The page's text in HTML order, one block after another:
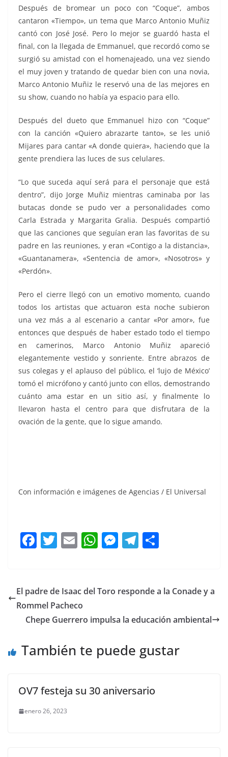
Después de bromear un poco con “Coque”, ambos
cantaron «Tiempo», un tema que Marco Antonio Muñiz
cantó con José José. Pero lo mejor se guardó hasta el
final, con la llegada de Emmanuel, que recordó como se
surgió su amistad con el homenajeado, una vez siendo
el muy joven y tratando de quedar bien con una novia,
Marco Antonio Muñiz le reservó una de las mejores en
su show, cuando no había ya espacio para ello.
Después del dueto que Emmanuel hizo con “Coque”
con la canción «Quiero abrazarte tanto», se les unió
Mijares para cantar «A donde quiera», haciendo que la
gente prendiera las luces de sus celulares.
“Lo que suceda aquí será para el personaje que está
dentro”, dijo Jorge Muñiz mientras caminaba por las
butacas donde se pudo ver a personalidades como
Carla Estrada y Margarita Gralia. Después compartió
que las canciones que seguían eran las favoritas de su
padre en las reuniones, y eran «Contigo a la distancia»,
«Guantanamera», «Sentencia de amor», «Nosotros» y
«Perdón».
Pero el cierre llegó con un emotivo momento, cuando
todos los artistas que actuaron esta noche subieron
una vez más a al escenario a cantar «Por amor», fue
entonces que después de haber estado todo el tiempo
en camerinos, Marco Antonio Muñiz apareció
elegantemente vestido y sonriente. Entre abrazos de
sus colegas y el aplauso del público, el ‘lujo de México’
tomó el micrófono y cantó junto con ellos, demostrando
cuánto ama estar en un sitio así, y finalmente lo
llevaron hasta el centro para que disfrutara de la
ovación de la gente, que lo sigue amando.
Con información e imágenes de Agencias / El Universal
F
e
b
o
k
T
er
E
l
W
s
p
M
e
g
T
gr
m
p
tir
El padre de Isaac del Toro responde a la Conade y a
Rommel Pacheco
Chepe Guerrero impulsa la educación ambiental
También te puede gustar
OV7 festeja su 30 aniversario
enero 26, 2023